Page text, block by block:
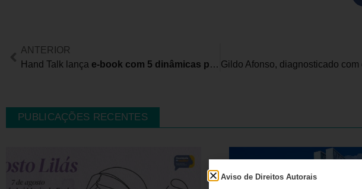
ANTERIOR
Hand Talk lança e-book com 5 dinâmicas para promover a cultura de Diversidade e Inclusão
PUBLICAÇÕES RECENTES
Aviso de Direitos Autorais